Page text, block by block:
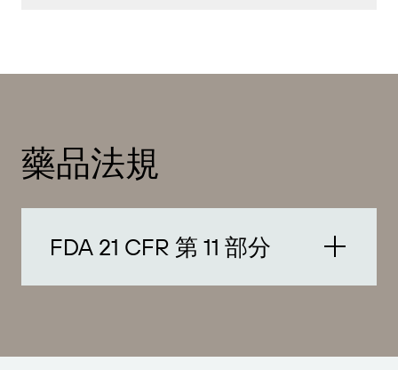
藥品法規
FDA 21 CFR 第 11 部分